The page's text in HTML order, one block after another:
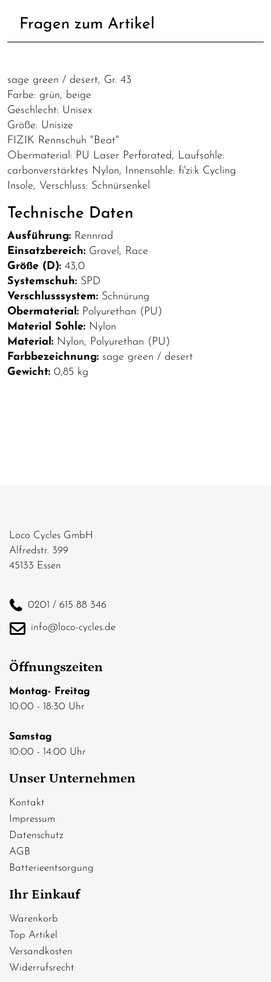
Fragen zum Artikel
sage green / desert, Gr. 43
Farbe: grün, beige
Geschlecht: Unisex
Größe: Unisize
FIZIK Rennschuh "Beat"
Obermaterial: PU Laser Perforated, Laufsohle:
carbonverstärktes Nylon, Innensohle: fi'zi:k Cycling
Insole, Verschluss: Schnürsenkel
Technische Daten
Ausführung: Rennrad
Einsatzbereich: Gravel, Race
Größe (D): 43,0
Systemschuh: SPD
Verschlusssystem: Schnürung
Obermaterial: Polyurethan (PU)
Material Sohle: Nylon
Material: Nylon, Polyurethan (PU)
Farbbezeichnung: sage green / desert
Gewicht: 0,85 kg
Loco Cycles GmbH
Alfredstr. 399
45133 Essen
0201 / 615 88 346
info@loco-cycles.de
Öffnungszeiten
Montag- Freitag
10:00 - 18:30 Uhr
Samstag
10:00 - 14:00 Uhr
Unser Unternehmen
Kontakt
Impressum
Datenschutz
AGB
Batterieentsorgung
Ihr Einkauf
Warenkorb
Top Artikel
Versandkosten
Widerrufsrecht